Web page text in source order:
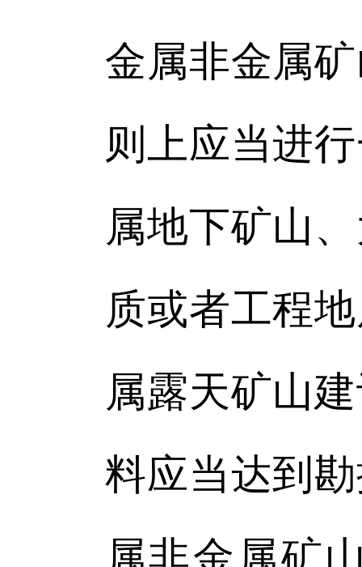
金属非金属
则上应当进
属地下矿山
质或者工程
属露天矿山
料应当达到
属非金属矿